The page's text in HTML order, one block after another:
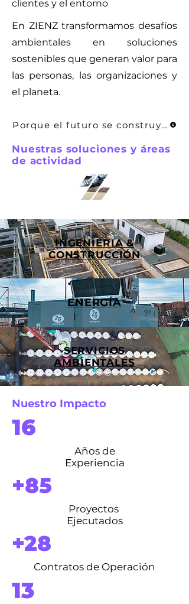
clientes y el entorno
En ZIENZ transformamos desafíos
ambientales en soluciones
sostenibles que generan valor para
las personas, las organizaciones y
el planeta.
Porque el futuro se construye hoy
Nuestras soluciones y áreas
de actividad
INGENIERIA &
CONSTRUCCIÓN
ENERGÍA
SERVICIOS
AMBIENTALES
Nuestro Impacto
16
Años de
Experiencia
+85
Proyectos
Ejecutados
+28
Contratos de Operación
13